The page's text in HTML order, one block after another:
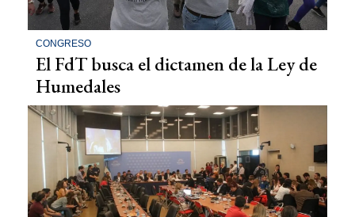
CONGRESO
El FdT busca el dictamen de la Ley de
Humedales